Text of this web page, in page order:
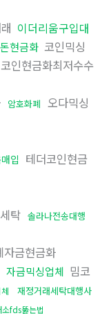
이더리움구입대
현금화 코인믹싱
코인현금화최저수수
암호화폐 오다믹싱
입 테더코인현금
탁 솔라나전송대행
자금현금화
자금믹싱업체 밈코
재정거래세탁대행사
fds뚫는법